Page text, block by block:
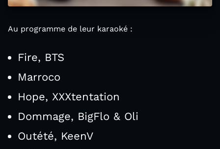
Au programme de leur karaoké :
Fire, BTS
Marroco
Hope, XXXtentation
Dommage, BigFlo & Oli
Outété, KeenV